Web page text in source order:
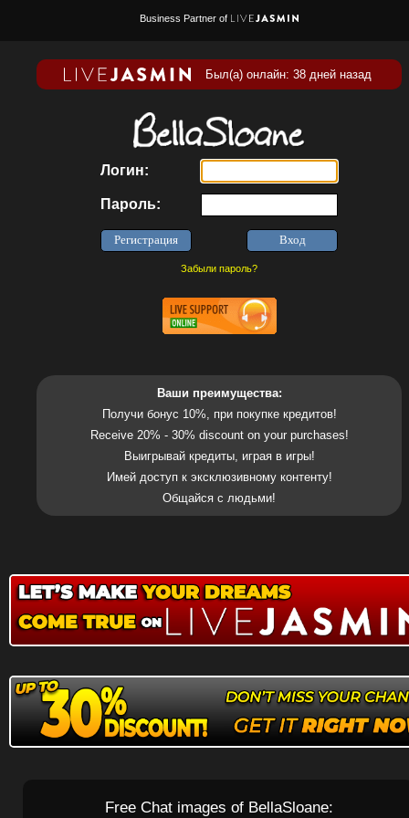
Business Partner of
Был(а) онлайн: 38 дней назад
Логин:
Пароль:
Забыли пароль?
Ваши преимущества:
Получи бонус 10%, при покупке кредитов!
Receive 20% - 30% discount on your purchases!
Выигрывай кредиты, играя в игры!
Имей доступ к эксклюзивному контенту!
Общайся с людьми!
Free Chat images of BellaSloane: